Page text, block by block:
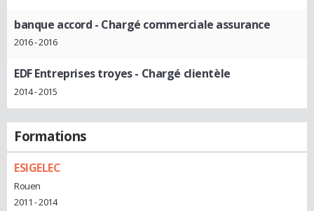
banque accord - Chargé commerciale assurance
2016 - 2016
EDF Entreprises troyes- Chargé clientèle
2014 - 2015
Formations
ESIGELEC
Rouen
2011 - 2014